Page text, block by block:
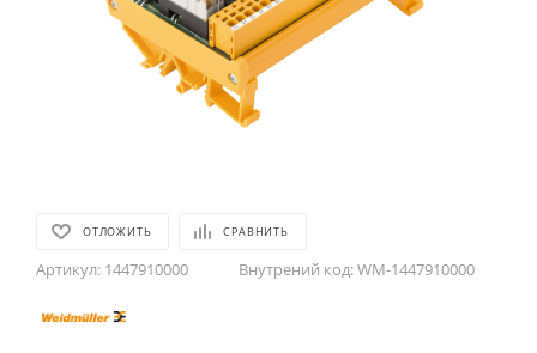
ОТЛОЖИТЬ СРАВНИТЬ
Артикул: 1447910000 Внутрений код:WM-1447910000